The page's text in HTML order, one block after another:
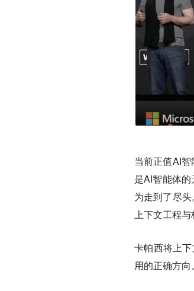
当前正值AI
是AI智能体
为走到了尽
上下文工程
卡帕西将上
用的正确方向。